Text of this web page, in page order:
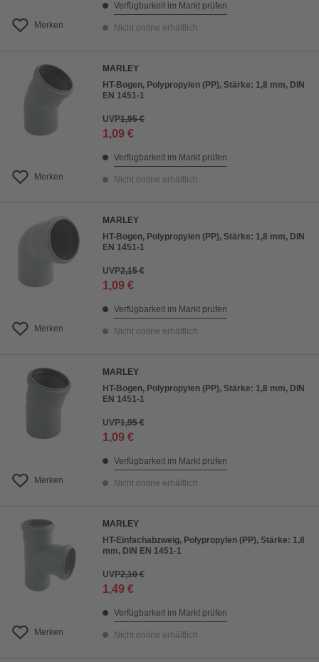
Merken
Verfügbarkeit im Markt prüfen
Nicht online erhältlich
Merken
MARLEY
HT-Bogen, Polypropylen (PP), Stärke: 1,8 mm, DIN
EN 1451-1
UVP1,95 €
1,09 €
Verfügbarkeit im Markt prüfen
Nicht online erhältlich
Merken
MARLEY
HT-Bogen, Polypropylen (PP), Stärke: 1,8 mm, DIN
EN 1451-1
UVP2,15 €
1,09 €
Verfügbarkeit im Markt prüfen
Nicht online erhältlich
Merken
MARLEY
HT-Bogen, Polypropylen (PP), Stärke: 1,8 mm, DIN
EN 1451-1
UVP1,95 €
1,09 €
Verfügbarkeit im Markt prüfen
Nicht online erhältlich
Merken
MARLEY
HT-Einfachabzweig, Polypropylen (PP), Stärke: 1,8
mm, DIN EN 1451-1
UVP2,10 €
1,49 €
Verfügbarkeit im Markt prüfen
Nicht online erhältlich